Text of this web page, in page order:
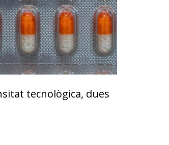
tecnològica, dues